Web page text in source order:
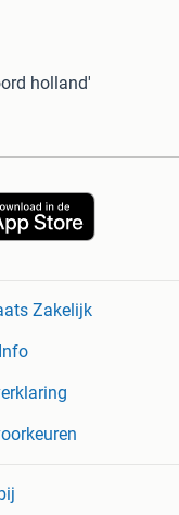
holland'
Zakelijk